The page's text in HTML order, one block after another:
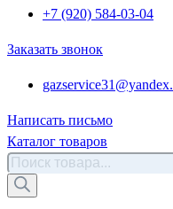
+7 (920) 584-03-04
Заказать звонок
Написать письмо
Каталог товаров
Поиск
товаров